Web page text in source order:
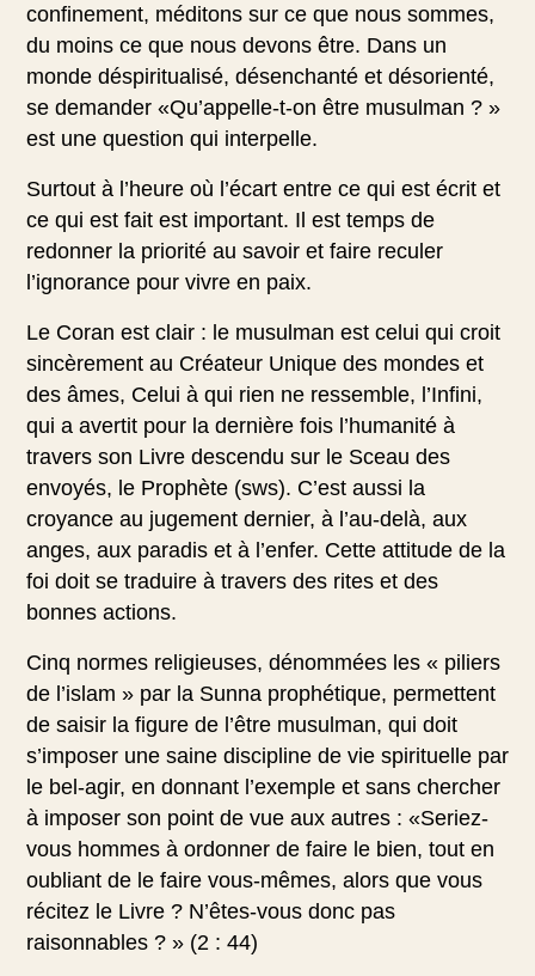
confinement, méditons sur ce que nous sommes,
du moins ce que nous devons être. Dans un
monde déspiritualisé, désenchanté et désorienté,
se demander «Qu’appelle-t-on être musulman ? »
est une question qui interpelle.
Surtout à l’heure où l’écart entre ce qui est écrit et
ce qui est fait est important. Il est temps de
redonner la priorité au savoir et faire reculer
l’ignorance pour vivre en paix.
Le Coran est clair : le musulman est celui qui croit
sincèrement au Créateur Unique des mondes et
des âmes, Celui à qui rien ne ressemble, l’Infini,
qui a avertit pour la dernière fois l’humanité à
travers son Livre descendu sur le Sceau des
envoyés, le Prophète (sws). C’est aussi la
croyance au jugement dernier, à l’au-delà, aux
anges, aux paradis et à l’enfer. Cette attitude de la
foi doit se traduire à travers des rites et des
bonnes actions.
Cinq normes religieuses, dénommées les « piliers
de l’islam » par la Sunna prophétique, permettent
de saisir la figure de l’être musulman, qui doit
s’imposer une saine discipline de vie spirituelle par
le bel-agir, en donnant l’exemple et sans chercher
à imposer son point de vue aux autres : «Seriez-
vous hommes à ordonner de faire le bien, tout en
oubliant de le faire vous-mêmes, alors que vous
récitez le Livre ? N’êtes-vous donc pas
raisonnables ? » (2 : 44)